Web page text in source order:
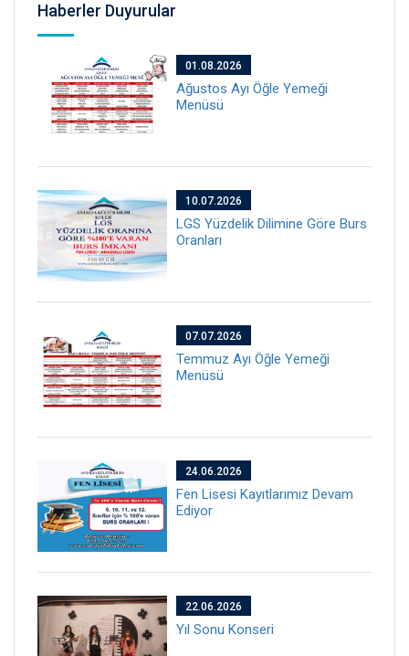
Haberler Duyurular
01.08.2026
Ağustos Ayı Öğle Yemeği
Menüsü
10.07.2026
LGS Yüzdelik Dilimine Göre Burs
Oranları
07.07.2026
Temmuz Ayı Öğle Yemeği
Menüsü
24.06.2026
Fen Lisesi Kayıtlarımız Devam
Ediyor
22.06.2026
Yıl Sonu Konseri